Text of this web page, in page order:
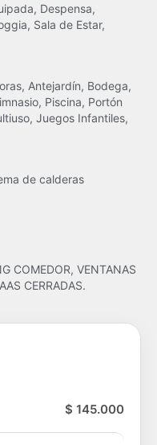
Despensa,
Sala de Estar,
Antejardín, Bodega,
Piscina, Portón
Juegos Infantiles,
de calderas
COMEDOR, VENTANAS
CERRADAS.
$ 145.000